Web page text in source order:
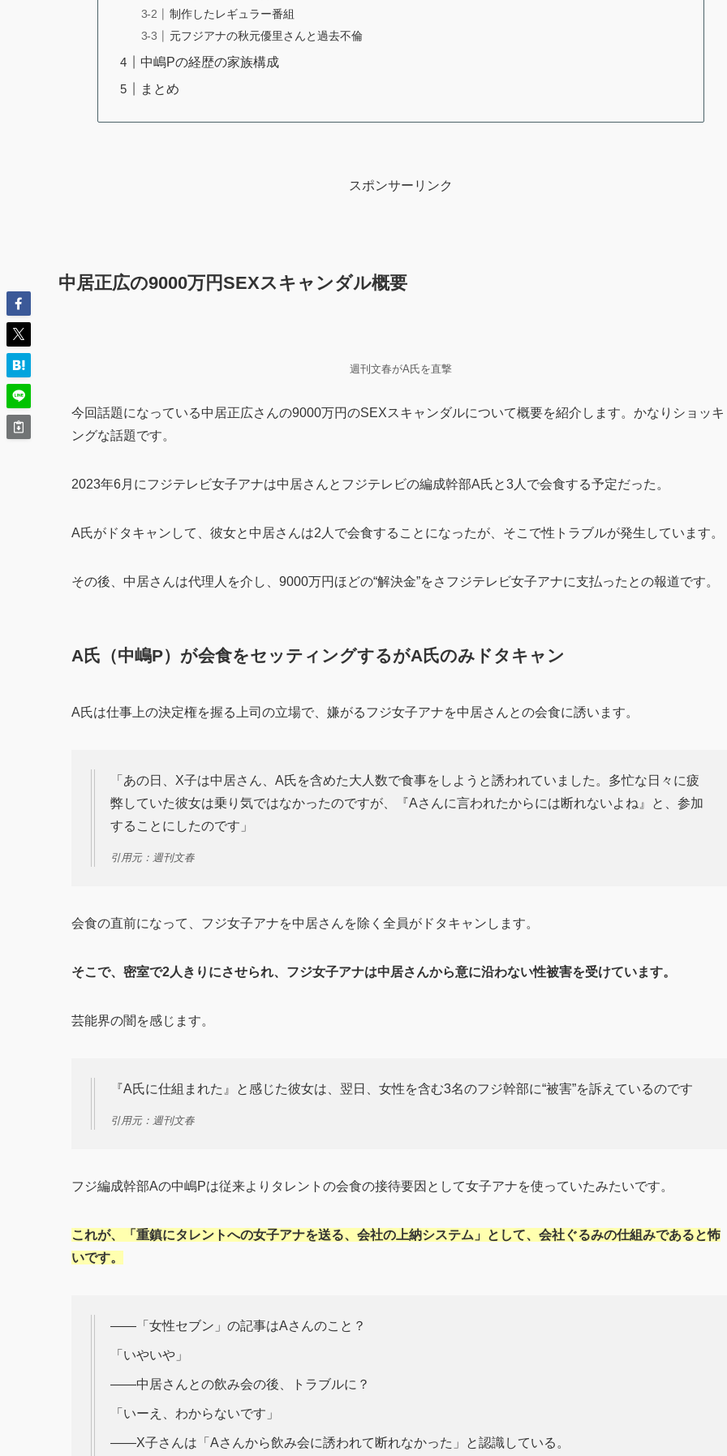
制作したレギュラー番組
元フジアナの秋元優里さんと過去不倫
中嶋Pの経歴の家族構成
まとめ
スポンサーリンク
中居正広の9000万円SEXスキャンダル概要
週刊文春がA氏を直撃
今回話題になっている中居正広さんの9000万円のSEXスキャンダルについて概要を紹介します。かなりショッキ
ングな話題です。
2023年6月にフジテレビ女子アナは中居さんとフジテレビの編成幹部A氏と3人で会食する予定だった。
A氏がドタキャンして、彼女と中居さんは2人で会食することになったが、そこで性トラブルが発生しています。
その後、中居さんは代理人を介し、9000万円ほどの“解決金”をさフジテレビ女子アナに支払ったとの報道です。
A氏（中嶋P）が会食をセッティングするがA氏のみドタキャン
A氏は仕事上の決定権を握る上司の立場で、嫌がるフジ女子アナを中居さんとの会食に誘います。
「あの日、X子は中居さん、A氏を含めた大人数で食事をしようと誘われていました。多忙な日々に疲
弊していた彼女は乗り気ではなかったのですが、『Aさんに言われたからには断れないよね』と、参加
することにしたのです」
引用元：週刊文春
会食の直前になって、フジ女子アナを中居さんを除く全員がドタキャンします。
そこで、密室で2人きりにさせられ、フジ女子アナは中居さんから意に沿わない性被害を受けています。
芸能界の闇を感じます。
『A氏に仕組まれた』と感じた彼女は、翌日、女性を含む3名のフジ幹部に“被害”を訴えているのです
引用元：週刊文春
フジ編成幹部Aの中嶋Pは従来よりタレントの会食の接待要因として女子アナを使っていたみたいです。
これが、「重鎮にタレントへの女子アナを送る、会社の上納システム」として、会社ぐるみの仕組みであると怖
いです。
――「女性セブン」の記事はAさんのこと？
「いやいや」
――中居さんとの飲み会の後、トラブルに？
「いーえ、わからないです」
――X子さんは「Aさんから飲み会に誘われて断れなかった」と認識している。